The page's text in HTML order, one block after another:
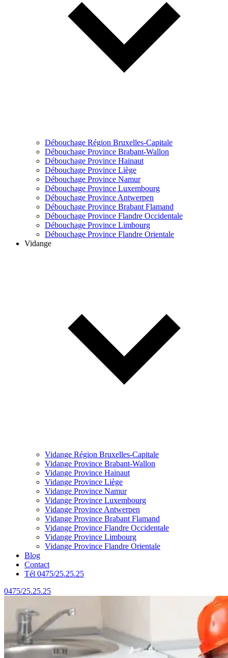
Débouchage Région Bruxelles-Capitale
Débouchage Province Brabant-Wallon
Débouchage Province Hainaut
Débouchage Province Liège
Débouchage Province Namur
Débouchage Province Luxembourg
Débouchage Province Antwerpen
Débouchage Province Brabant Flamand
Débouchage Province Flandre Occidentale
Débouchage Province Limbourg
Débouchage Province Flandre Orientale
Vidange
Vidange Région Bruxelles-Capitale
Vidange Province Brabant-Wallon
Vidange Province Hainaut
Vidange Province Liège
Vidange Province Namur
Vidange Province Luxembourg
Vidange Province Antwerpen
Vidange Province Brabant Flamand
Vidange Province Flandre Occidentale
Vidange Province Limbourg
Vidange Province Flandre Orientale
Blog
Contact
Tél 0475/25.25.25
0475/25.25.25